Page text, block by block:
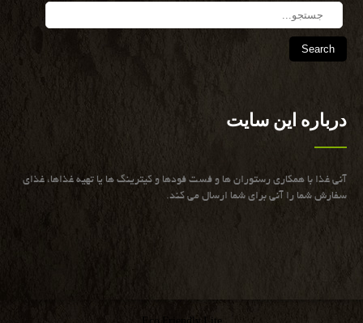
درباره این سایت
آنی غذا با همكاری رستوران ها و فست فودها و كیترینگ ها یا تهیه غذاها، غذای
سفارش شما را آنی برای شما ارسال می كند.